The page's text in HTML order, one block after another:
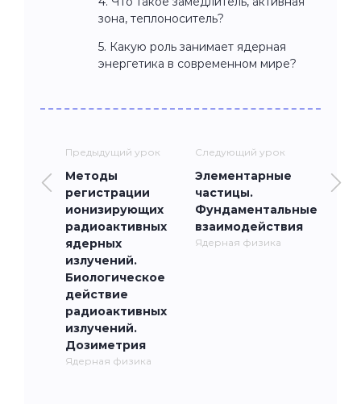
зона, теплоноситель?
5. Какую роль занимает ядерная
энергетика в современном мире?
Предыдущий урок
Методы
регистрации
ионизирующих
радиоактивных
ядерных
излучений.
Биологическое
действие
радиоактивных
излучений.
Дозиметрия
Ядерная физика
Следующий урок
Элементарные
частицы.
Фундаментальные
взаимодействия
Ядерная физика